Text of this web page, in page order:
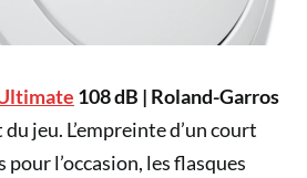
108 dB | Roland-Garros
jeu. L’empreinte d’un court
l’occasion, les flasques